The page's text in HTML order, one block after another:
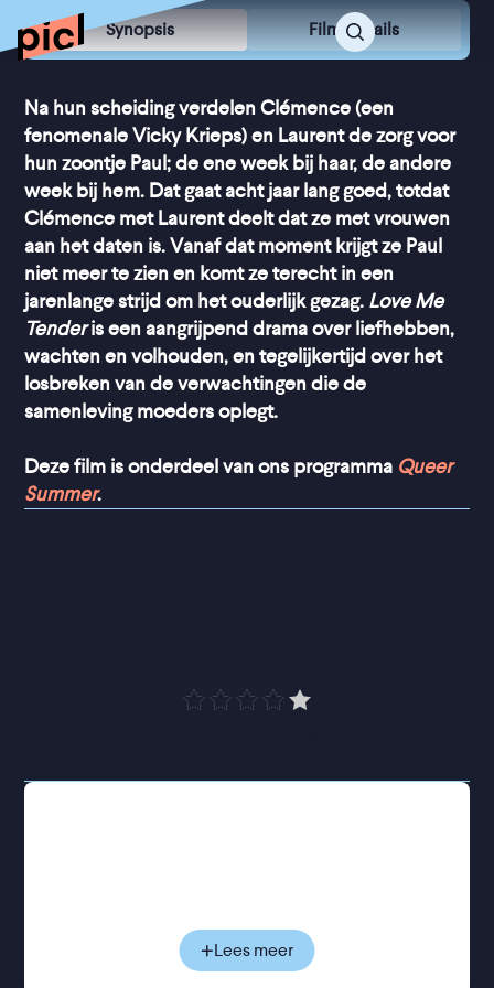
Synopsis Film Details
Na hun scheiding verdelen Clémence (een
fenomenale Vicky Krieps) en Laurent de zorg voor
hun zoontje Paul; de ene week bij haar, de andere
week bij hem. Dat gaat acht jaar lang goed, totdat
Clémence met Laurent deelt dat ze met vrouwen
aan het daten is. Vanaf dat moment krijgt ze Paul
niet meer te zien en komt ze terecht in een
jarenlange strijd om het ouderlijk gezag. Love Me
Tenderis een aangrijpend drama over liefhebben,
wachten en volhouden, en tegelijkertijd over het
losbreken van de verwachtingen die de
samenleving moeders oplegt.
Deze film is onderdeel van ons programma Queer
Summer.
Clémence en haar ex Laurent delen al acht jaar
zelfontdekking: ze gaf haar baan als advocaat op
voor een onzeker bestaan als schrijver, zwerft van
Lees meer